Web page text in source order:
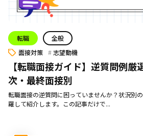
転職
全般
面接対策
志望動機
【転職面接ガイド】逆質問例
次・最終面接別
転職面接の逆質問に困っていませんか？状況別
羅して紹介します。この記事だけで...